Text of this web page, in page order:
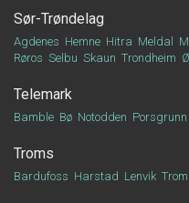
Sør-Trøndelag
Agdenes Hemne Hitra Meldal
Røros Selbu Skaun Trondheim
Telemark
Bamble Bø Notodden Porsgrunn
Troms
Bardufoss Harstad Lenvik